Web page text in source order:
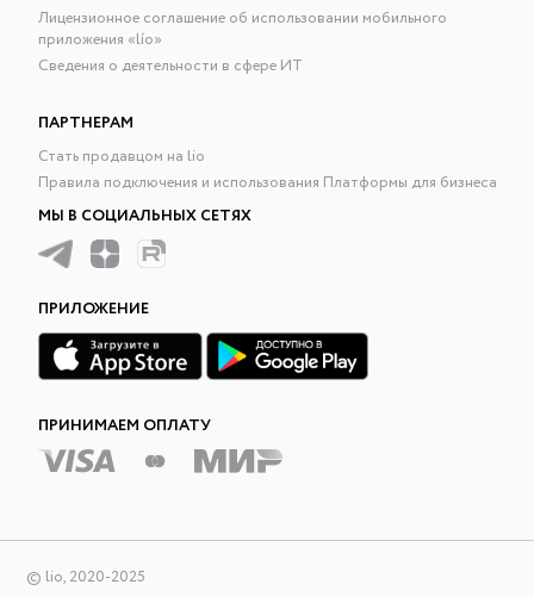
Лицензионное соглашение об использовании мобильного
приложения «lío»
Сведения о деятельности в сфере ИТ
ПАРТНЕРАМ
Стать продавцом на lio
Правила подключения и использования Платформы для бизнеса
МЫ В СОЦИАЛЬНЫХ СЕТЯХ
ПРИЛОЖЕНИЕ
ПРИНИМАЕМ ОПЛАТУ
© lio, 2020-2025